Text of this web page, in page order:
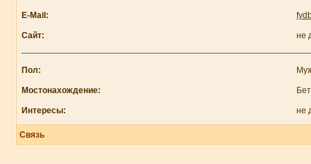
E-Mail:
Сайт: не
Пол:
Мостонахождение:
Интересы: не
Связь